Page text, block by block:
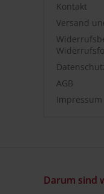
Kontakt
Versand
AGB
Impressum
Darum sind